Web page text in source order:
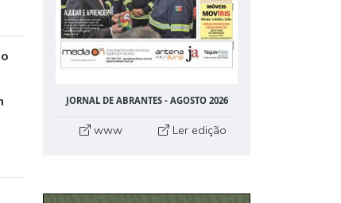
JORNAL DE ABRANTES - AGOSTO 2026
www Ler edição